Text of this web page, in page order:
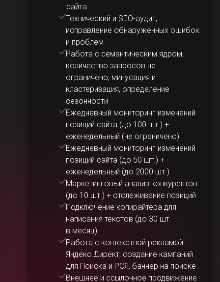
сайта
Технический и SEO-аудит,
исправление обнаруженных ошибок
и проблем
Работа с семантическим ядром,
количество запросов не
ограничено, минусация и
кластеризация, определение
сезонности
Ежедневный мониторинг изменений
позиций сайта (до 100 шт.) +
еженедельный (не ограничено)
Ежедневный мониторинг изменений
позиций сайта (до 50 шт.) +
еженедельный (до 2000 шт.)
Маркетинговый анализ конкурентов
(до 10 шт.) + отслеживание позиций
Подключение копирайтера для
написания текстов (до 30 шт.
в месяц)
Работа с контекстной рекламой
Яндекс.Директ, создание кампаний
для Поиска и РСЯ, баннер на поиске
Внешнее и ссылочное продвижение